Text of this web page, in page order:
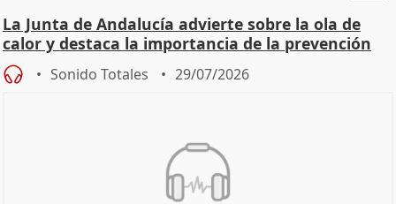
La Junta de Andalucía advierte sobre la ola de
calor y destaca la importancia de la prevención
Sonido Totales 29/07/2026